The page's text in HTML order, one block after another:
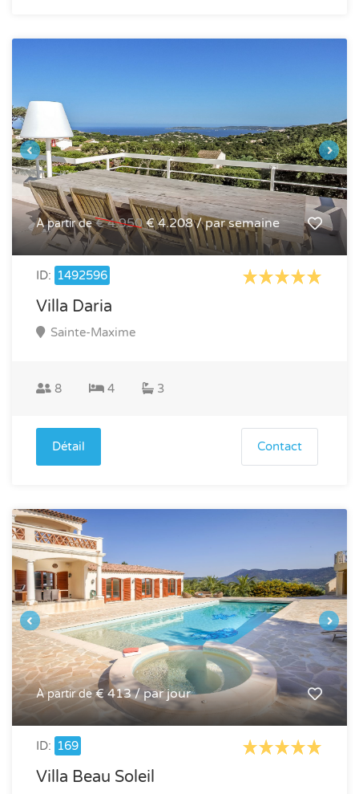
À partir de € 4.950€ 4.208 / par semaine
ID: 1492596
Villa Daria
Sainte-Maxime
8 4 3
Détail Contact
À partir de€ 413 / par jour
ID: 169
Villa Beau Soleil